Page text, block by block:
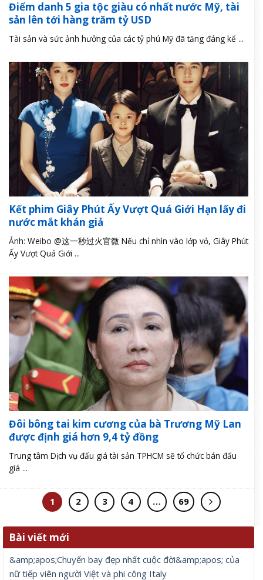
Điểm danh 5 gia tộc giàu có nhất nước Mỹ, tài
sản lên tới hàng trăm tỷ USD
Tài sản và sức ảnh hưởng của các tỷ phú Mỹ đã tăng đáng kể ...
Kết phim Giây Phút Ấy Vượt Quá Giới Hạn lấy đi
nước mắt khán giả
Ảnh: Weibo @这一秒过火官微 Nếu chỉ nhìn vào lớp vỏ, Giây Phút
Ấy Vượt Quá Giới ...
Đôi bông tai kim cương của bà Trương Mỹ Lan
được định giá hơn 9,4 tỷ đồng
Trung tâm Dịch vụ đấu giá tài sản TPHCM sẽ tổ chức bán đấu
giá ...
1 2 3 4 … 69
Bài viết mới
&amp;apos;Chuyến bay đẹp nhất cuộc đời&amp;apos; của
nữ tiếp viên người Việt và phi công Italy